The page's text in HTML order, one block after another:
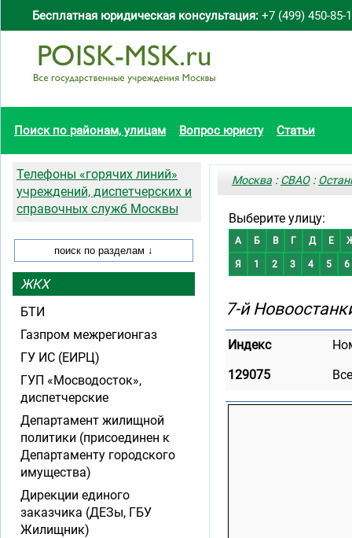
Бесплатная юридическая консультация: +7 (499) 450-85-
Поиск по районам, улицам Вопрос юристу Статьи
Москва :СВАО:
Выберите улицу:
А Б В Г Д Е
Я 1 2 3 4 5 6
7-й
Индекс
129075
Телефоны «горячих линий»
учреждений, диспетчерских и
справочных служб Москвы
ЖКХ
БТИ
Газпром межрегионгаз
ГУ ИС (ЕИРЦ)
ГУП «Мосводосток»,
диспетчерские
Департамент жилищной
политики (присоединен к
Департаменту городского
имущества)
Дирекции единого
заказчика (ДЕЗы, ГБУ
Жилищник)